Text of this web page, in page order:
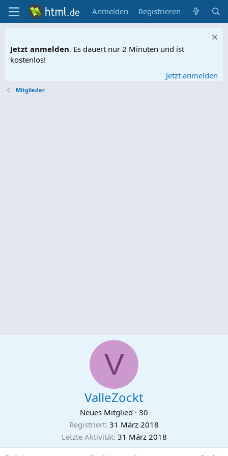
Anmelden Registrieren
Jetzt anmelden. Es dauert nur 2 Minuten und ist
kostenlos!
Jetzt anmelden
Mitglieder
V
ValleZockt
Neues Mitglied · 30
Registriert 31 März 2018
Letzte Aktivität 31 März 2018